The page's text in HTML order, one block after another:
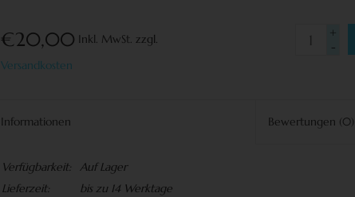
€20,00 Inkl. MwSt. zzgl.
Versandkosten
+
-
Informationen Bewertungen (0)
Verfügbarkeit:
Auf Lager
Lieferzeit:
bis zu 14 Werktage